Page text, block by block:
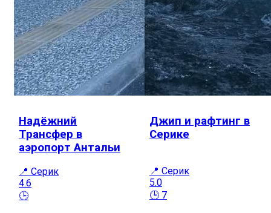
Надёжний
Трансфер в
аэропорт Антальи
📍 Серик
4.6
🕒
Джип и рафтинг в
Серике
📍 Серик
5.0
🕒 7